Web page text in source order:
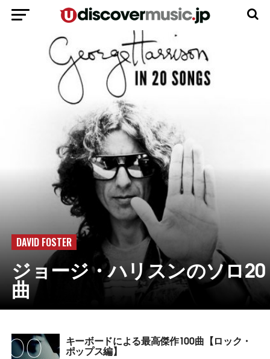
DAVID FOSTER
ジョージ・ハリスンのソロ20
曲
キーボードによる最高傑作100曲【ロック・
ポップス編】